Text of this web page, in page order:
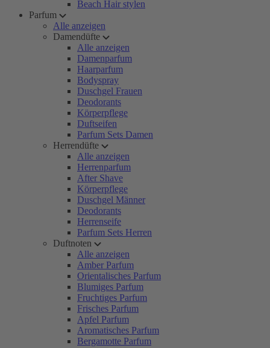
Beach Hair stylen
Parfum
Alle anzeigen
Damendüfte
Alle anzeigen
Damenparfum
Haarparfum
Bodyspray
Duschgel Frauen
Deodorants
Körperpflege
Duftseifen
Parfum Sets Damen
Herrendüfte
Alle anzeigen
Herrenparfum
After Shave
Körperpflege
Duschgel Männer
Deodorants
Herrenseife
Parfum Sets Herren
Duftnoten
Alle anzeigen
Amber Parfum
Orientalisches Parfum
Blumiges Parfum
Fruchtiges Parfum
Frisches Parfum
Apfel Parfum
Aromatisches Parfum
Bergamotte Parfum